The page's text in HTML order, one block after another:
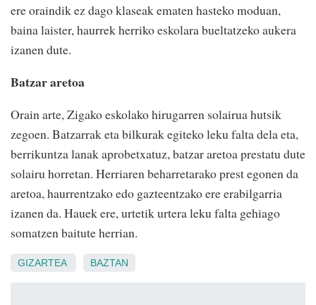
ere oraindik ez dago klaseak ematen hasteko moduan,
baina laister, haurrek herriko eskolara bueltatzeko aukera
izanen dute.
Batzar aretoa
Orain arte, Zigako eskolako hirugarren solairua hutsik
zegoen. Batzarrak eta bilkurak egiteko leku falta dela eta,
berrikuntza lanak aprobetxatuz, batzar aretoa prestatu dute
solairu horretan. Herriaren beharretarako prest egonen da
aretoa, haurrentzako edo gazteentzako ere erabilgarria
izanen da. Hauek ere, urtetik urtera leku falta gehiago
somatzen baitute herrian.
GIZARTEA BAZTAN